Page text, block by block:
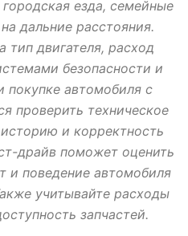
езда, семейные
дальние расстояния.
тип двигателя, расход
безопасности и
покупке автомобиля с
проверить техническое
и корректность
драйв поможет оценить
и поведение автомобиля
учитывайте расходы
запчастей.